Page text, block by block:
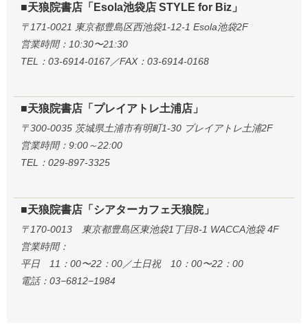
■天狼院書店「Esola池袋店 STYLE for Biz」
〒171-0021 東京都豊島区西池袋1-12-1 Esola池袋2F
営業時間：10:30〜21:30
TEL：03-6914-0167／FAX：03-6914-0168
■天狼院書店「プレイアトレ土浦店」
〒300-0035 茨城県土浦市有明町1-30 プレイアトレ土浦2F
営業時間：9:00～22:00
TEL：029-897-3325
■天狼院書店「シアターカフェ天狼院」
〒170-0013 東京都豊島区東池袋1丁目8-1 WACCA池袋 4F
営業時間：
平日 11：00〜22：00／土日祝 10：00〜22：00
電話：03−6812−1984